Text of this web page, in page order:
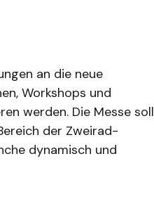
an die neue
Workshops und
werden. Die Messe soll
der Zweirad-
dynamisch und